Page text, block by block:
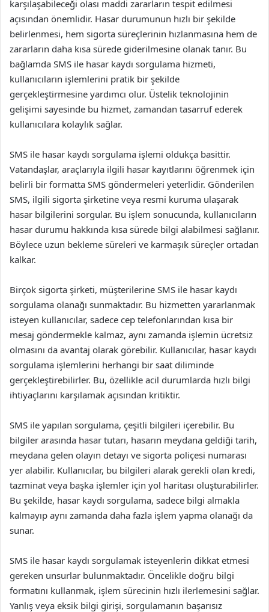
karşılaşabileceği olası maddi zararların tespit edilmesi
açısından önemlidir. Hasar durumunun hızlı bir şekilde
belirlenmesi, hem sigorta süreçlerinin hızlanmasına hem de
zararların daha kısa sürede giderilmesine olanak tanır. Bu
bağlamda SMS ile hasar kaydı sorgulama hizmeti,
kullanıcıların işlemlerini pratik bir şekilde
gerçekleştirmesine yardımcı olur. Üstelik teknolojinin
gelişimi sayesinde bu hizmet, zamandan tasarruf ederek
kullanıcılara kolaylık sağlar.
SMS ile hasar kaydı sorgulama işlemi oldukça basittir.
Vatandaşlar, araçlarıyla ilgili hasar kayıtlarını öğrenmek için
belirli bir formatta SMS göndermeleri yeterlidir. Gönderilen
SMS, ilgili sigorta şirketine veya resmi kuruma ulaşarak
hasar bilgilerini sorgular. Bu işlem sonucunda, kullanıcıların
hasar durumu hakkında kısa sürede bilgi alabilmesi sağlanır.
Böylece uzun bekleme süreleri ve karmaşık süreçler ortadan
kalkar.
Birçok sigorta şirketi, müşterilerine SMS ile hasar kaydı
sorgulama olanağı sunmaktadır. Bu hizmetten yararlanmak
isteyen kullanıcılar, sadece cep telefonlarından kısa bir
mesaj göndermekle kalmaz, aynı zamanda işlemin ücretsiz
olmasını da avantaj olarak görebilir. Kullanıcılar, hasar kaydı
sorgulama işlemlerini herhangi bir saat diliminde
gerçekleştirebilirler. Bu, özellikle acil durumlarda hızlı bilgi
ihtiyaçlarını karşılamak açısından kritiktir.
SMS ile yapılan sorgulama, çeşitli bilgileri içerebilir. Bu
bilgiler arasında hasar tutarı, hasarın meydana geldiği tarih,
meydana gelen olayın detayı ve sigorta poliçesi numarası
yer alabilir. Kullanıcılar, bu bilgileri alarak gerekli olan kredi,
tazminat veya başka işlemler için yol haritası oluşturabilirler.
Bu şekilde, hasar kaydı sorgulama, sadece bilgi almakla
kalmayıp aynı zamanda daha fazla işlem yapma olanağı da
sunar.
SMS ile hasar kaydı sorgulamak isteyenlerin dikkat etmesi
gereken unsurlar bulunmaktadır. Öncelikle doğru bilgi
formatını kullanmak, işlem sürecinin hızlı ilerlemesini sağlar.
Yanlış veya eksik bilgi girişi, sorgulamanın başarısız